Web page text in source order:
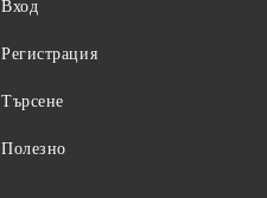
Вход
Регистрация
Търсене
Полезно